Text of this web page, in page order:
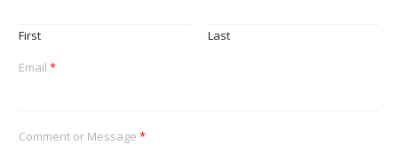
First
Last
Email *
Comment or Message *